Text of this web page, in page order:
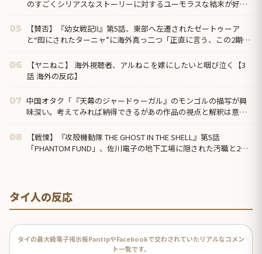
のすごくシリアスなストーリーに対するユーモラスな結末が好
05
【賛否】『幼女戦記Ⅱ』第5話、東部へ左遷されたゼートゥーア
と“囮にされたターニャ”に海外真っ二つ「正直に言う、この2期は
06
【ヤニねこ】 海外視聴者、アルねこを嫁にしたいと咽び泣く【3
話 海外の反応】
07 中国オタク「『天幕のジャードゥーガル』のモンゴルの描写が興
味深い。考えてみれば納得できるがあの作品の視点と解釈は意外
08
【戦慄】『攻殻機動隊 THE GHOST IN THE SHELL』第5話
「PHANTOM FUND」、佐川電子の地下工場に隠された汚職と2週
タイ人の反応
タイの最大級電子掲示板PantipやFacebookで交わされていたリアルなコメン
ト一覧です。